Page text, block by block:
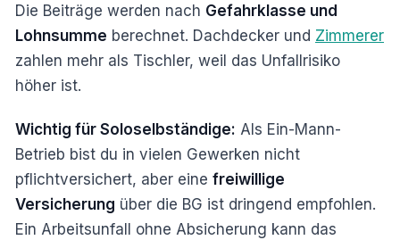
Die Beiträge werden nach Gefahrklasse und
Lohnsumme berechnet. Dachdecker und Zimmerer
zahlen mehr als Tischler, weil das Unfallrisiko
höher ist.
Wichtig für Soloselbständige: Als Ein-Mann-
Betrieb bist du in vielen Gewerken nicht
pflichtversichert, aber eine freiwillige
Versicherung über die BG ist dringend empfohlen.
Ein Arbeitsunfall ohne Absicherung kann das